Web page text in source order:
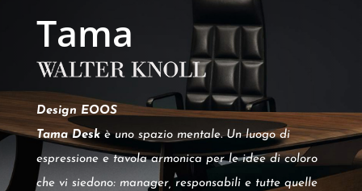
Tama
Design EOOS
Tama Deskè uno spazio mentale. Un luogo di
espressione e tavola armonica per le idee di coloro
che vi siedono: manager, responsabili e tutte quelle